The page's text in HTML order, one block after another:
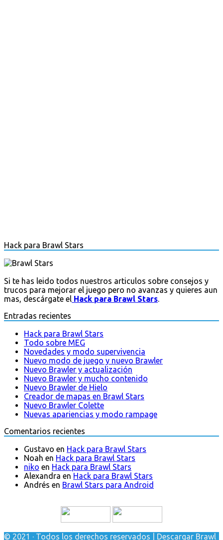
Hack para Brawl Stars
Si te has leido todos nuestros articulos sobre consejos y
trucos para mejorar el juego pero no avanzas y quieres aun
mas, descárgate el Hack para Brawl Stars.
Entradas recientes
Hack para Brawl Stars
Todo sobre MEG
Novedades y modo supervivencia
Nuevo modo de juego y nuevo Brawler
Nuevo Brawler y actualización
Nuevo Brawler y mucho contenido
Nuevo Brawler de Hielo
Creador de mapas en Brawl Stars
Nuevo Brawler Colette
Nuevas apariencias y modo rampage
Comentarios recientes
Gustavo en Hack para Brawl Stars
Noah en Hack para Brawl Stars
niko en Hack para Brawl Stars
Alexandra en Hack para Brawl Stars
Andrés en Brawl Stars para Android
© 2021 · Todos los derechos reservados | Descargar Brawl